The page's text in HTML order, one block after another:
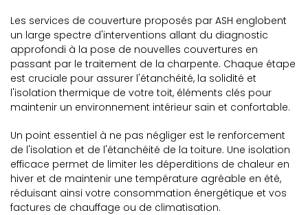
Les services de couverture proposés par ASH englobent
un large spectre d'interventions allant du diagnostic
approfondi à la pose de nouvelles couvertures en
passant par le traitement de la charpente. Chaque étape
est cruciale pour assurer l'étanchéité, la solidité et
l'isolation thermique de votre toit, éléments clés pour
maintenir un environnement intérieur sain et confortable.
Un point essentiel à ne pas négliger est le renforcement
de l'isolation et de l'étanchéité de la toiture. Une isolation
efficace permet de limiter les déperditions de chaleur en
hiver et de maintenir une température agréable en été,
réduisant ainsi votre consommation énergétique et vos
factures de chauffage ou de climatisation.